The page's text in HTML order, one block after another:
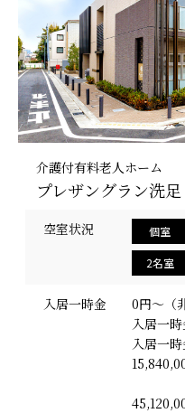
介護付有料老人ホーム
プレザングラン洗足
空室状況 個室
2名室
入居一時金
0円～（
入居一
入居一